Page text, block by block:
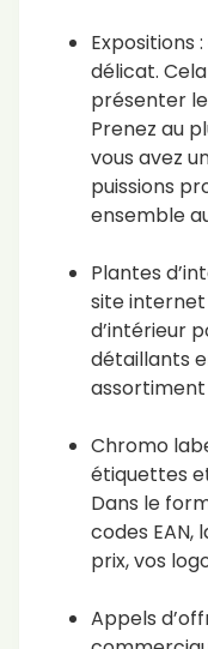
Expositions
délicat.
présenter
Prenez au
vous avez
puissions
ensemble
Plantes
site
d’intérieur
détaillants
assortiment
Chromo
étiquettes
Dans le
codes EAN,
prix, vos
Appels